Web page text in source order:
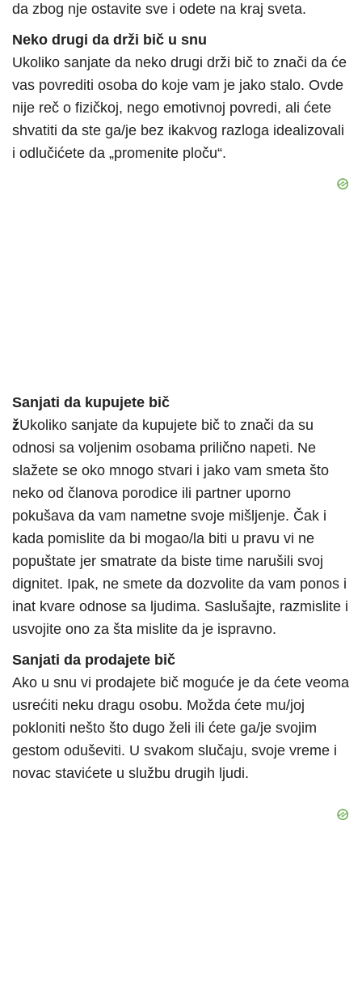
da zbog nje ostavite sve i odete na kraj sveta.
Neko drugi da drži bič u snu
Ukoliko sanjate da neko drugi drži bič to znači da će
vas povrediti osoba do koje vam je jako stalo. Ovde
nije reč o fizičkoj, nego emotivnoj povredi, ali ćete
shvatiti da ste ga/je bez ikakvog razloga idealizovali
i odlučićete da „promenite ploču“.
Sanjati da kupujete bič
žUkoliko sanjate da kupujete bič to znači da su
odnosi sa voljenim osobama prilično napeti. Ne
slažete se oko mnogo stvari i jako vam smeta što
neko od članova porodice ili partner uporno
pokušava da vam nametne svoje mišljenje. Čak i
kada pomislite da bi mogao/la biti u pravu vi ne
popuštate jer smatrate da biste time narušili svoj
dignitet. Ipak, ne smete da dozvolite da vam ponos i
inat kvare odnose sa ljudima. Saslušajte, razmislite i
usvojite ono za šta mislite da je ispravno.
Sanjati da prodajete bič
Ako u snu vi prodajete bič moguće je da ćete veoma
usrećiti neku dragu osobu. Možda ćete mu/joj
pokloniti nešto što dugo želi ili ćete ga/je svojim
gestom oduševiti. U svakom slučaju, svoje vreme i
novac stavićete u službu drugih ljudi.